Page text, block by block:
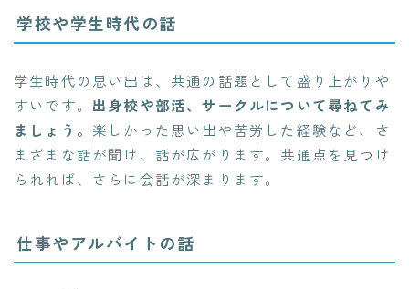
学校や学生時代の話
学生時代の思い出は、共通の話題として盛り上がりや
すいです。 出身校や部活、サークルについて尋ねてみ
ましょう。 楽しかった思い出や苦労した経験など、さ
まざまな話が聞け、話が広がります。共通点を見つけ
られれば、さらに会話が深まります。
仕事やアルバイトの話